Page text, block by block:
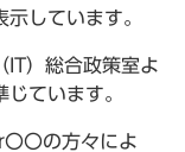
しています。
IT）総合政策室よ
ています。
〇の方々によ